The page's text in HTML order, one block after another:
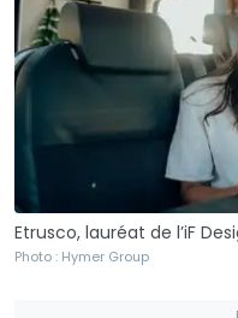
Etrusco, lauréat de l’iF
Photo : Hymer Group